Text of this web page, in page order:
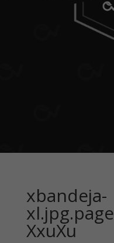
xbandeja-
XxuXu